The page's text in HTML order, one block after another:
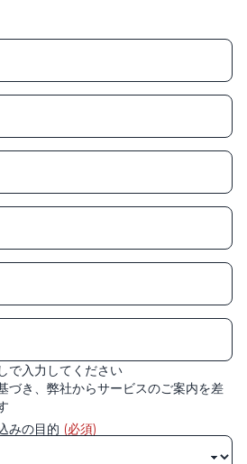
で入力してください
づき、弊社からサービスのご案内を差
みの目的 (必須)